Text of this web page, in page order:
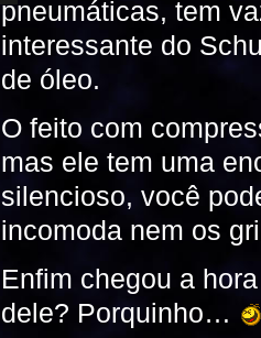
pneumáticas, tem
interessante do
de óleo.
O feito com
mas ele tem uma
silencioso, você
incomoda nem os
Enfim chegou a
dele? Porquinho…